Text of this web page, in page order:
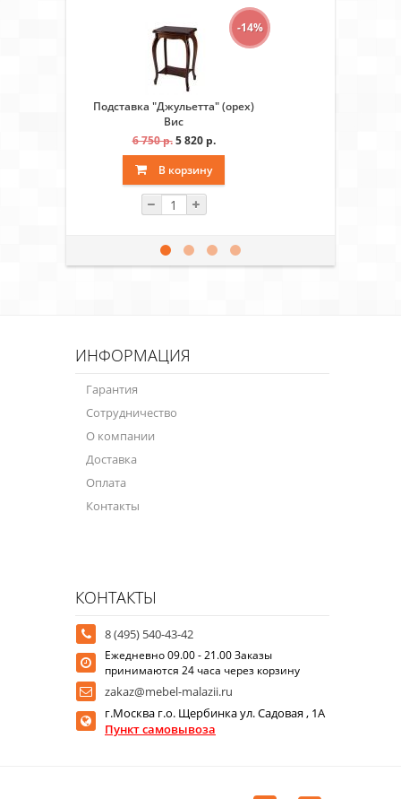
-14%
Подставка "Джульетта" (орех)
Вис
6 750 р. 5 820 р.
В корзину
ИНФОРМАЦИЯ
Гарантия
Сотрудничество
О компании
Доставка
Оплата
Контакты
КОНТАКТЫ
8 (495) 540-43-42
Ежедневно 09.00 - 21.00 Заказы
принимаются 24 часа через корзину
zakaz@mebel-malazii.ru
г.Москва г.о. Щербинка ул. Садовая , 1А
Пункт самовывоза